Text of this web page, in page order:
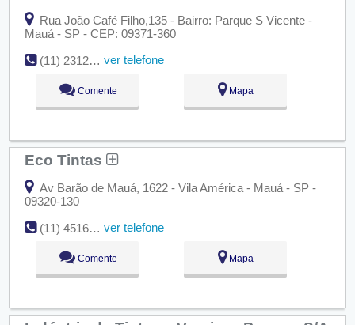
Rua João Café Filho,135 - Bairro: Parque S Vicente -
Mauá - SP - CEP: 09371-360
(11) 2312-8901
ver telefone
Comente Mapa
Eco Tintas
Av Barão de Mauá, 1622 - Vila América - Mauá - SP -
09320-130
(11) 4516-3477
ver telefone
Comente Mapa